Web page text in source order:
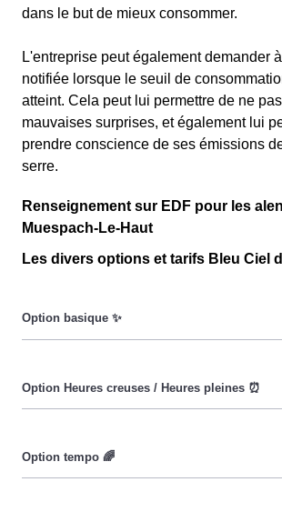
dans le but de mieux consommer.
L'entreprise peut également demander
notifiée lorsque le seuil de
atteint. Cela peut lui permettre de ne
mauvaises surprises, et également lui
prendre conscience de ses émissions
serre.
Renseignement sur EDF pour les
Muespach-Le-Haut
Les divers options et tarifs Bleu Ciel
date, ni de l'heure, que ce soit en à
ou ailleurs. 💡
Muespach-Le-Haut est réduit. ⚡